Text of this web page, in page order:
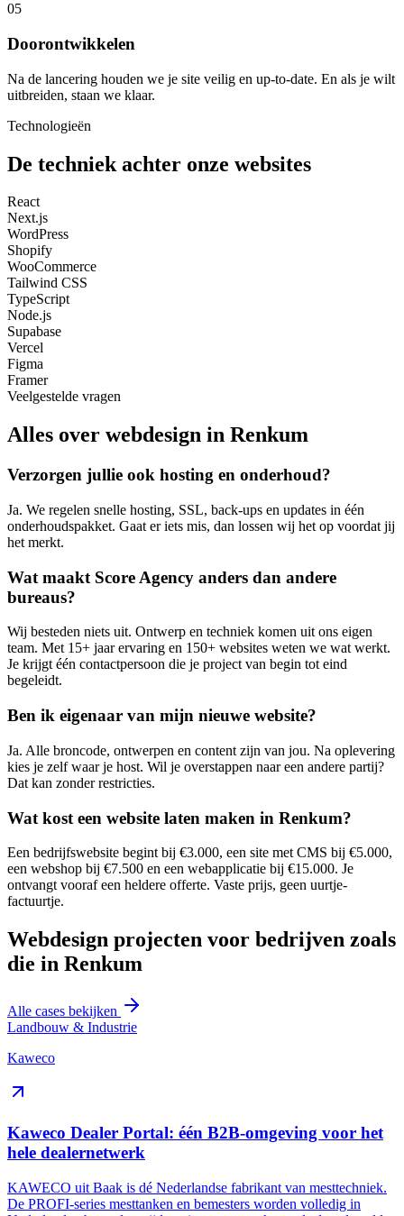
05
Doorontwikkelen
Na de lancering houden we je site veilig en up-to-date. En als je wilt
uitbreiden, staan we klaar.
Technologieën
De techniek achter onze websites
React
Next.js
WordPress
Shopify
WooCommerce
Tailwind CSS
TypeScript
Node.js
Supabase
Vercel
Figma
Framer
Veelgestelde vragen
Alles over webdesign in Renkum
Verzorgen jullie ook hosting en onderhoud?
Ja. We regelen snelle hosting, SSL, back-ups en updates in één
onderhoudspakket. Gaat er iets mis, dan lossen wij het op voordat jij
het merkt.
Wat maakt Score Agency anders dan andere
bureaus?
Wij besteden niets uit. Ontwerp en techniek komen uit ons eigen
team. Met 15+ jaar ervaring en 150+ websites weten we wat werkt.
Je krijgt één contactpersoon die je project van begin tot eind
begeleidt.
Ben ik eigenaar van mijn nieuwe website?
Ja. Alle broncode, ontwerpen en content zijn van jou. Na oplevering
kies je zelf waar je host. Wil je overstappen naar een andere partij?
Dat kan zonder restricties.
Wat kost een website laten maken in Renkum?
Een bedrijfswebsite begint bij €3.000, een site met CMS bij €5.000,
een webshop bij €7.500 en een webapplicatie bij €15.000. Je
ontvangt vooraf een heldere offerte. Vaste prijs, geen uurtje-
factuurtje.
Webdesign projecten voor bedrijven zoals
die in Renkum
Alle cases bekijken
Landbouw & Industrie
Kaweco
Kaweco Dealer Portal: één B2B-omgeving voor het
hele dealernetwerk
KAWECO uit Baak is dé Nederlandse fabrikant van mesttechniek.
De PROFI-series mesttanken en bemesters worden volledig in